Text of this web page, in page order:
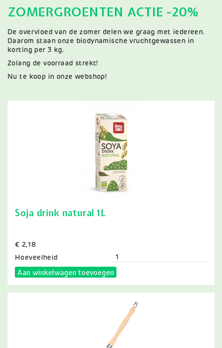
ZOMERGROENTEN ACTIE -20%
De overvloed van de zomer delen we graag met iedereen.
Daarom staan onze biodynamische vruchtgewassen in
korting per 3 kg.
Zolang de voorraad strekt!
Nu te koop in onze webshop!
Soja drink natural 1L
Prijs
€ 2,18
Hoeveelheid
Aan winkelwagen toevoegen